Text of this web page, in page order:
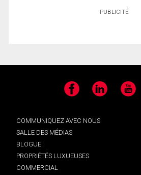
PUBLICITÉ
Facebook LinkedIn YouTube
COMMUNIQUEZ AVEC NOUS
SALLE DES MÉDIAS
BLOGUE
PROPRIÉTÉS LUXUEUSES
COMMERCIAL